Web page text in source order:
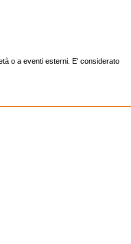
o a eventi esterni. E' considerato